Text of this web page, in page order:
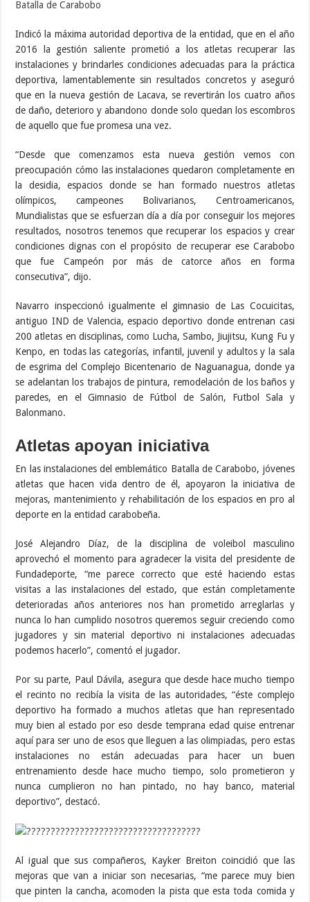
Indicó la máxima autoridad deportiva de la entidad, que en el año
2016 la gestión saliente prometió a los atletas recuperar las
instalaciones y brindarles condiciones adecuadas para la práctica
deportiva, lamentablemente sin resultados concretos y aseguró
que en la nueva gestión de Lacava, se revertirán los cuatro años
de daño, deterioro y abandono donde solo quedan los escombros
de aquello que fue promesa una vez.
“Desde que comenzamos esta nueva gestión vemos con
preocupación cómo las instalaciones quedaron completamente en
la desidia, espacios donde se han formado nuestros atletas
olímpicos, campeones Bolivarianos, Centroamericanos,
Mundialistas que se esfuerzan día a día por conseguir los mejores
resultados, nosotros tenemos que recuperar los espacios y crear
condiciones dignas con el propósito de recuperar ese Carabobo
que fue Campeón por más de catorce años en forma
consecutiva”, dijo.
Navarro inspeccionó igualmente el gimnasio de Las Cocuicitas,
antiguo IND de Valencia, espacio deportivo donde entrenan casi
200 atletas en disciplinas, como Lucha, Sambo, Jiujitsu, Kung Fu y
Kenpo, en todas las categorías, infantil, juvenil y adultos y la sala
de esgrima del Complejo Bicentenario de Naguanagua, donde ya
se adelantan los trabajos de pintura, remodelación de los baños y
paredes, en el Gimnasio de Fútbol de Salón, Futbol Sala y
Balonmano.
Atletas apoyan iniciativa
En las instalaciones del emblemático Batalla de Carabobo, jóvenes
atletas que hacen vida dentro de él, apoyaron la iniciativa de
mejoras, mantenimiento y rehabilitación de los espacios en pro al
deporte en la entidad carabobeña.
José Alejandro Díaz, de la disciplina de voleibol masculino
aprovechó el momento para agradecer la visita del presidente de
Fundadeporte, “me parece correcto que esté haciendo estas
visitas a las instalaciones del estado, que están completamente
deterioradas años anteriores nos han prometido arreglarlas y
nunca lo han cumplido nosotros queremos seguir creciendo como
jugadores y sin material deportivo ni instalaciones adecuadas
podemos hacerlo”, comentó el jugador.
Por su parte, Paul Dávila, asegura que desde hace mucho tiempo
el recinto no recibía la visita de las autoridades, “éste complejo
deportivo ha formado a muchos atletas que han representado
muy bien al estado por eso desde temprana edad quise entrenar
aquí para ser uno de esos que lleguen a las olimpiadas, pero estas
instalaciones no están adecuadas para hacer un buen
entrenamiento desde hace mucho tiempo, solo prometieron y
nunca cumplieron no han pintado, no hay banco, material
deportivo”, destacó.
Al igual que sus compañeros, Kayker Breiton coincidió que las
mejoras que van a iniciar son necesarias, “me parece muy bien
que pinten la cancha, acomoden la pista que esta toda comida y